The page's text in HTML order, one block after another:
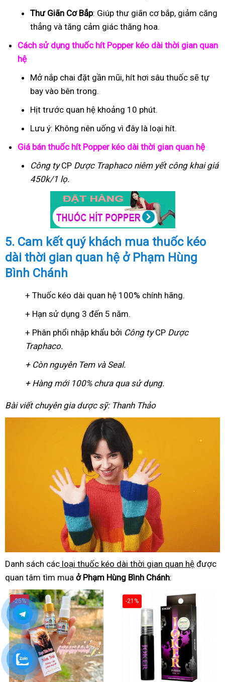
Thư Giãn Cơ Bắp: Giúp thư giãn cơ bắp, giảm căng
thẳng và tăng cảm giác thăng hoa.
Cách sử dụng thuốc hít Popper kéo dài thời gian quan
hệ
Mở nắp chai đặt gần mũi, hít hơi sâu thuốc sẽ tự
bay vào bên trong.
Hịt trước quan hệ khoảng 10 phút.
Lưu ý: Không nên uống vì đây là loại hít.
Giá bán thuốc hít Popper kéo dài thời gian quan hệ
Công tyCP Dược Traphaconiêm yết công khai giá
450k/1 lọ.
5. Cam kết quý khách mua thuốc kéo
dài thời gian quan hệ ở Phạm Hùng
Bình Chánh
+ Thuốc kéo dài quan hệ 100% chính hãng.
+ Hạn sử dụng 3 đến 5 năm.
+ Phân phổi nhập khẩu bởi Công tyCP Dược
Traphaco.
+ Còn nguyên Tem và Seal.
+ Hàng mới 100% chưa qua sử dụng.
Bài viết chuyên gia dược sỹ: Thanh Thảo
Danh sách các loại thuốc kéo dài thời gian quan hệ được
quan tâm tìm mua ở Phạm Hùng Bình Chánh:
-25% -21%